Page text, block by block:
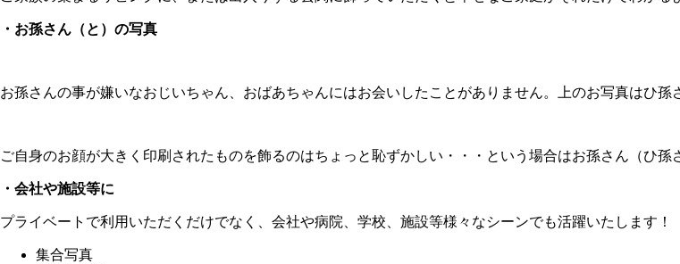
・お孫さん（と）の写真
お孫さんの事が嫌いなおじいちゃん、おばあちゃんにはお会いしたことがありません。上のお写真はひ
ご自身のお顔が大きく印刷されたものを飾るのはちょっと恥ずかしい・・・という場合はお孫さん（ひ
・会社や施設等に
プライベートで利用いただくだけでなく、会社や病院、学校、施設等様々なシーンでも活躍いたします！
集合写真